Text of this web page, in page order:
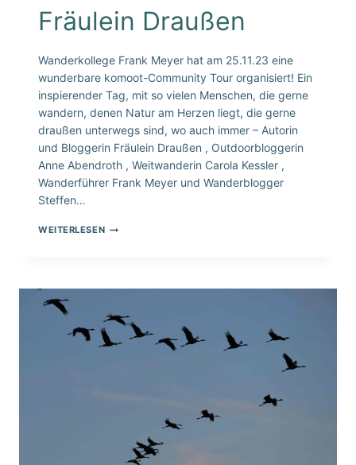
Fräulein Draußen
Wanderkollege Frank Meyer hat am 25.11.23 eine
wunderbare komoot-Community Tour organisiert! Ein
inspierender Tag, mit so vielen Menschen, die gerne
wandern, denen Natur am Herzen liegt, die gerne
draußen unterwegs sind, wo auch immer – Autorin
und Bloggerin Fräulein Draußen , Outdoorbloggerin
Anne Abendroth , Weitwanderin Carola Kessler ,
Wanderführer Frank Meyer und Wanderblogger
Steffen…
WEITERLESEN IM